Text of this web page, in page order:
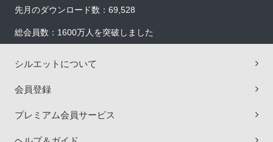
先月のダウンロード数：69,528
総会員数：1600万人を突破しました
シルエットについて
会員登録
プレミアム会員サービス